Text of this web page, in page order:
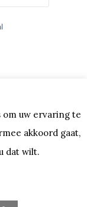
om uw ervaring te
akkoord gaat,
dat wilt.